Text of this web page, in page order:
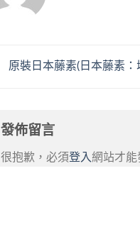
原裝日本藤素(日本藤素：
發佈留言
很抱歉，必須登入網站才能